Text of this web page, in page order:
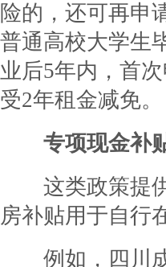
险的，还可再申
普通高校大学生
业后5年内，首
受2年租金减免。
专项现金补
这类政策提供
房补贴用于自行
例如，四川成